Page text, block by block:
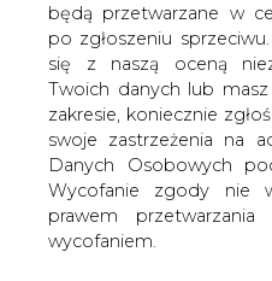
będą przetwarzane w
po zgłoszeniu
się z naszą oceną
Twoich danych lub
zakresie, koniecznie
swoje zastrzeżenia na
Danych Osobowych
Wycofanie zgody nie
prawem
wycofaniem.
Jeżeli Polska
to do Polski on
litewski minister
Kreivys w reakcji na
rosyjskiego
wstrzymał
Bułgarii.